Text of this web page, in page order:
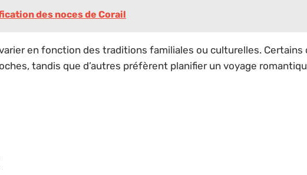
des noces de Corail
en fonction des traditions familiales ou culturelles.
tandis que d’autres préfèrent planifier un voyage